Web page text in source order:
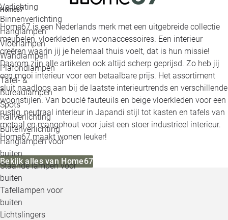
Verlichting
Binnenverlichting
Hanglampen
Vloerlampen
Wandlampen
Plafondlampen
Tafel- &
Bureaulampen
Spots
Railverlichting
Buitenverlichting
Hanglampen voor
buiten
Staande lampen voor
buiten
Tafellampen voor
buiten
Lichtslingers
Home67
Home67 is een Nederlands merk met een uitgebreide collectie
meubelen, vloerkleden en woonaccessoires. Een interieur
creëren waarin jij je helemaal thuis voelt, dat is hun missie!
Daarom zijn alle artikelen ook altijd scherp geprijsd. Zo heb jij
een mooi interieur voor een betaalbare prijs. Het assortiment
sluit naadloos aan bij de laatste interieurtrends en verschillende
woonstijlen. Van bouclé fauteuils en beige vloerkleden voor een
rustig, neutraal interieur in Japandi stijl tot kasten en tafels van
metaal en mangohout voor juist een stoer industrieel interieur.
Home67 maakt wonen leuker!
Bekijk alles van Home67